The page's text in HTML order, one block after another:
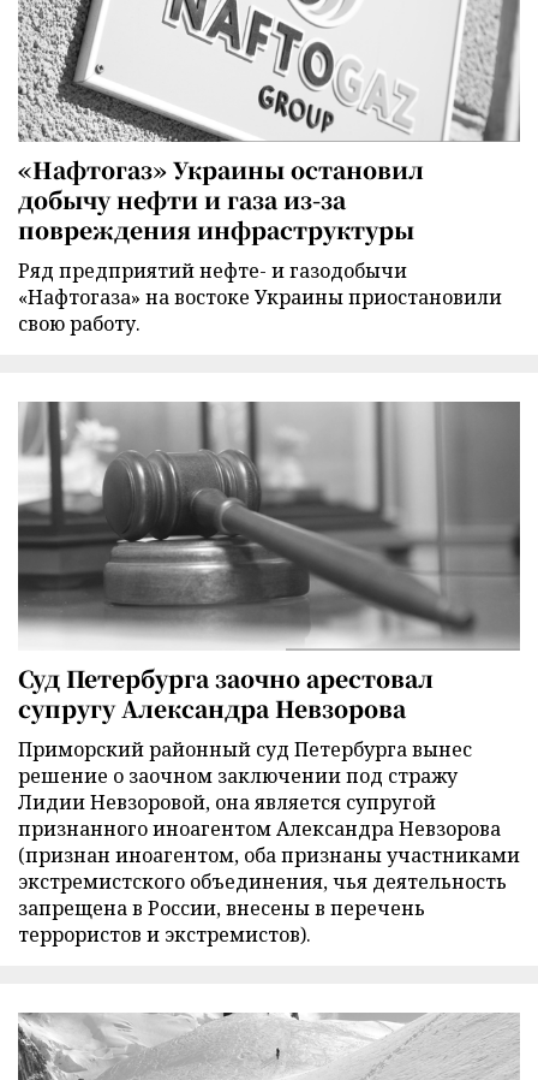
«Нафтогаз» Украины остановил
добычу нефти и газа из-за
повреждения инфраструктуры
Ряд предприятий нефте- и газодобычи
«Нафтогаза» на востоке Украины приостановили
свою работу.
Суд Петербурга заочно арестовал
супругу Александра Невзорова
Приморский районный суд Петербурга вынес
решение о заочном заключении под стражу
Лидии Невзоровой, она является супругой
признанного иноагентом Александра Невзорова
(признан иноагентом, оба признаны участниками
экстремистского объединения, чья деятельность
запрещена в России, внесены в перечень
террористов и экстремистов).